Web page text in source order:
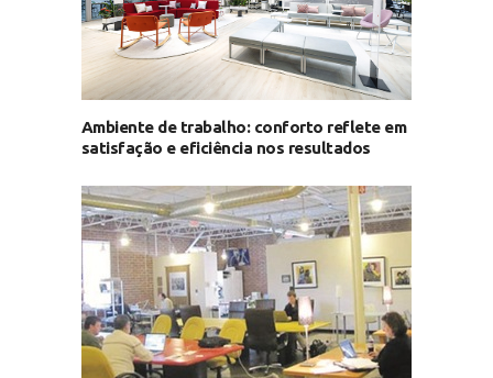
Ambiente de trabalho: conforto reflete em
satisfação e eficiência nos resultados